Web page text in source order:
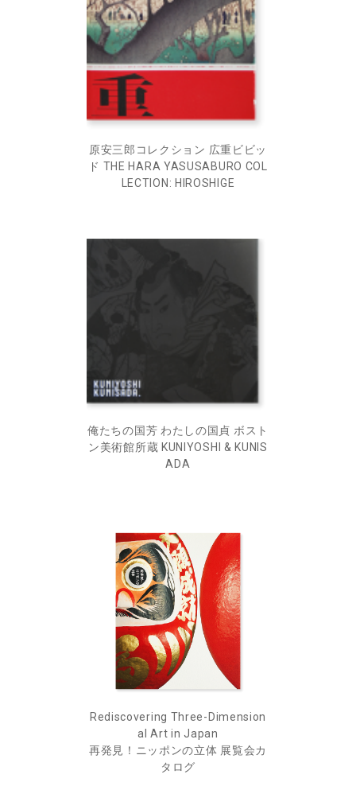
原安三郎コレクション 広重ビビッ
ド THE HARA YASUSABURO COL
LECTION: HIROSHIGE
俺たちの国芳 わたしの国貞 ボスト
ン美術館所蔵 KUNIYOSHI & KUNIS
ADA
Rediscovering Three-Dimension
al Art in Japan
再発見！ニッポンの立体 展覧会カ
タログ